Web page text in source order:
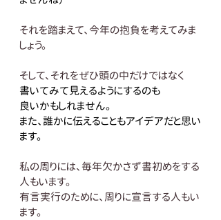
それを踏まえて、今年の抱負を考えてみま
しょう。
そして、それをぜひ頭の中だけではなく
書いてみて見えるようにするのも
良いかもしれません。
また、誰かに伝えることもアイデアだと思い
ます。
私の周りには、毎年欠かさず書初めをする
人もいます。
有言実行のために、周りに宣言する人もい
ます。